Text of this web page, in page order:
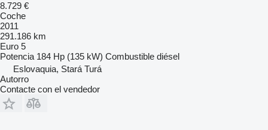
8.729 €
Coche
2011
291.186 km
Euro 5
Potencia 184 Hp (135 kW) Combustible diésel
Eslovaquia, Stará Turá
Autorro
Contacte con el vendedor